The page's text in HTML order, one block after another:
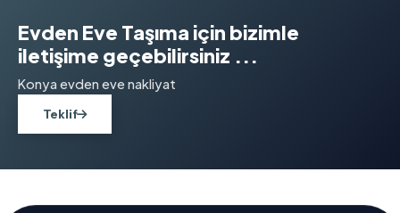
Evden Eve Taşıma için bizimle
iletişime geçebilirsiniz ...
Konya evden eve nakliyat
Teklif